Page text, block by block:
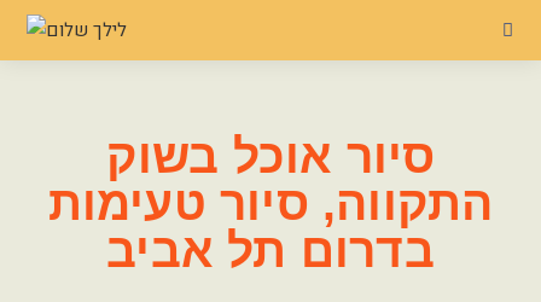
סיור אוכל בשוק
התקווה, סיור טעימות
בדרום תל אביב